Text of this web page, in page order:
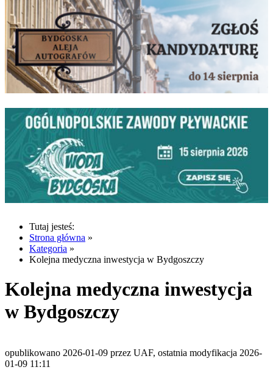
Tutaj jesteś:
Strona główna »
Kategoria »
Kolejna medyczna inwestycja w Bydgoszczy
Kolejna medyczna inwestycja
w Bydgoszczy
opublikowano 2026-01-09 przez UAF, ostatnia modyfikacja 2026-
01-09 11:11